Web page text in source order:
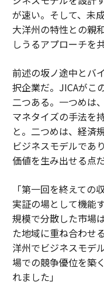
が速い。そして、未
大洋州の特性との親
しうるアプローチを
前述の坂ノ途中とバ
択企業だ。JICAがこ
二つある。一つめは
マネタイズの手法を
と。二つめは、経済
ビジネスモデルであ
価値を生み出せる点だ
「第一回を終えての
実証の場として機能
規模で分散した市場
た地域に重ね合わせ
洋州でビジネスモデ
場での競争優位を築
れました」